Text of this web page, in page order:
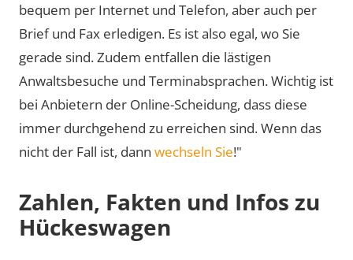
bequem per Internet und Telefon, aber auch per
Brief und Fax erledigen. Es ist also egal, wo Sie
gerade sind. Zudem entfallen die lästigen
Anwaltsbesuche und Terminabsprachen. Wichtig ist
bei Anbietern der Online-Scheidung, dass diese
immer durchgehend zu erreichen sind. Wenn das
nicht der Fall ist, dann wechseln Sie!"
Zahlen, Fakten und Infos zu
Hückeswagen